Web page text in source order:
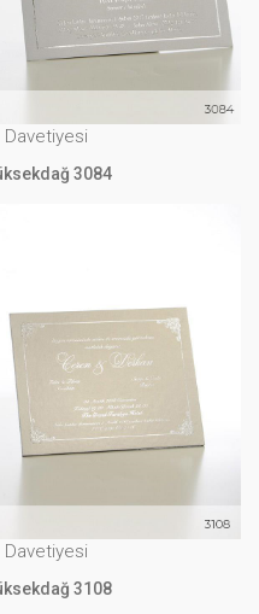
Davetiyesi
3084
Davetiyesi
3108
Davetiyesi
3108